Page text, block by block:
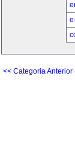
<< Categoria